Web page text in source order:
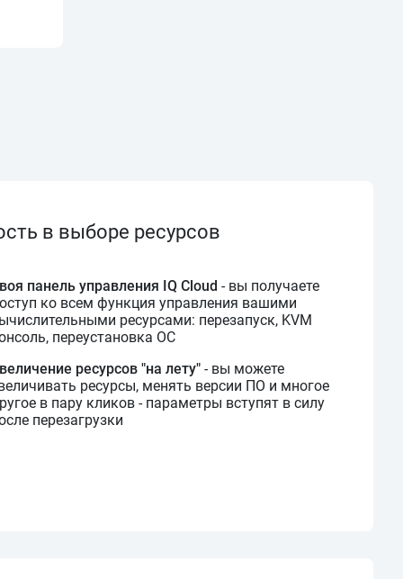
в выборе ресурсов
панель управления IQ Cloud - вы получаете
ко всем функция управления вашими
ресурсами: перезапуск, KVM
переустановка ОС
ресурсов "на лету" - вы можете
ресурсы, менять версии ПО и многое
в пару кликов - параметры вступят в силу
перезагрузки